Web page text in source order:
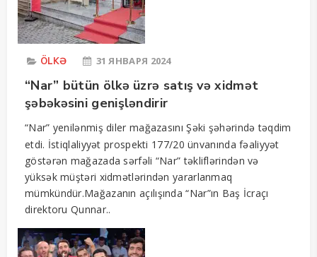
ÖLKƏ 31 ЯНВАРЯ 2024
“Nar” bütün ölkə üzrə satış və xidmət
şəbəkəsini genişləndirir
“Nar” yenilənmiş diler mağazasını Şəki şəhərində təqdim
etdi. İstiqlaliyyət prospekti 177/20 ünvanında fəaliyyət
göstərən mağazada sərfəli “Nar” təkliflərindən və
yüksək müştəri xidmətlərindən yararlanmaq
mümkündür.Mağazanın açılışında “Nar”ın Baş İcraçı
direktoru Qunnar..